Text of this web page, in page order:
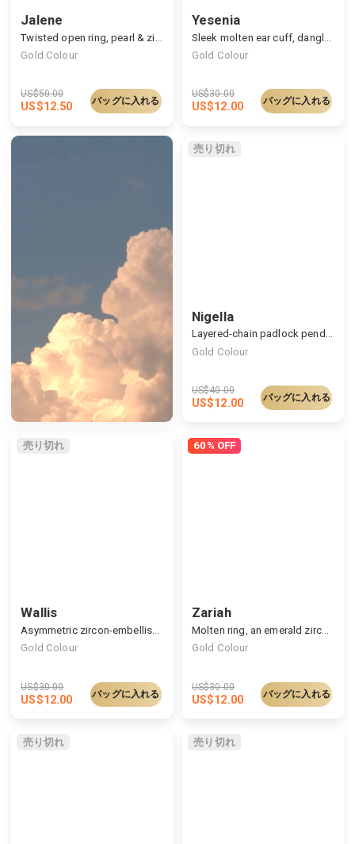
Jalene
Gold Colour
US$50.00
US$12.50 バッグに入れる
Yesenia
Gold Colour
US$30.00
US$12.00 バッグに入れる
売り切れ
Nigella
Layered-chain padlock pendant
Gold Colour
US$40.00
US$12.00 バッグに入れる
売り切れ
Wallis
Asymmetric zircon-embellished ear cuff
Gold Colour
US$30.00
US$12.00 バッグに入れる
60% OFF
Zariah
Molten ring, an emerald zircon inlaid
Gold Colour
US$30.00
US$12.00 バッグに入れる
売り切れ 売り切れ